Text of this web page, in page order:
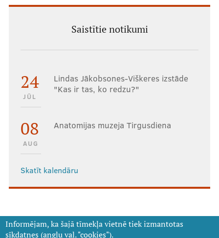
Saistītie notikumi
24
JŪL
Lindas Jākobsones-Viškeres izstāde
"Kas ir tas, ko redzu?"
08
AUG
Anatomijas muzeja Tirgusdiena
Skatīt kalendāru
Informējam, ka šajā tīmekļa vietnē tiek izmantotas
sīkdatnes (angļu val. "cookies").